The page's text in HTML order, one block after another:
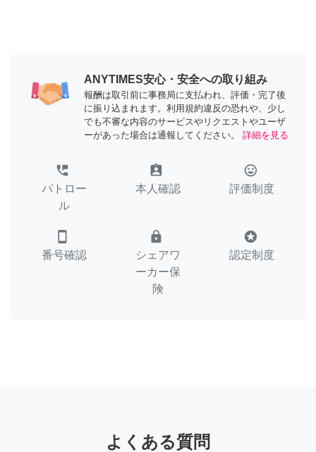
ANYTIMES安心・安全への取り組み
報酬は取引前に事務局に支払われ、評価・完了後
に振り込まれます。利用規約違反の恐れや、少し
でも不審な内容のサービスやリクエストやユーザ
ーがあった場合は通報してください。
詳細を見る
perm_phone_msg
パトロー
ル
assignment_ind
本人確認
tag_faces
評価制度
smartphone
番号確認
lock
シェアワ
ーカー保
険
stars
認定制度
よくある質問